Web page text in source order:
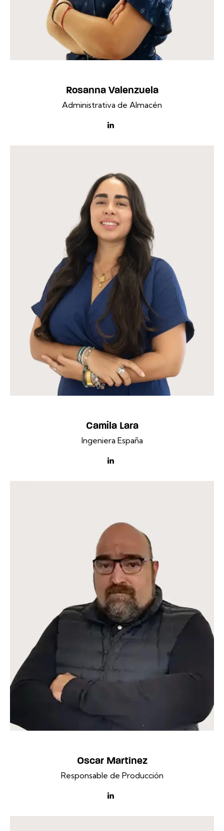
Rosanna Valenzuela
Administrativa de Almacén
linkedin
Camila Lara
Ingeniera España
linkedin
Oscar Martínez
Responsable de Producción
linkedin